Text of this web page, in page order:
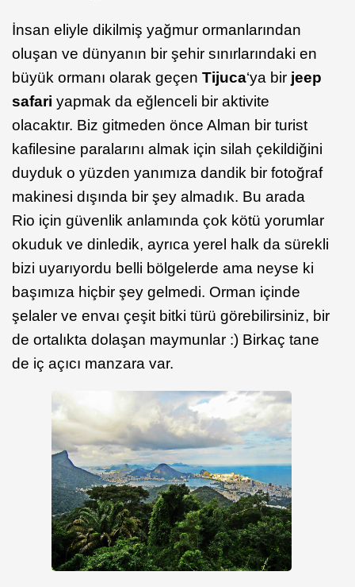
İnsan eliyle dikilmiş yağmur ormanlarından
oluşan ve dünyanın bir şehir sınırlarındaki en
büyük ormanı olarak geçen Tijuca‘ya bir jeep
safari yapmak da eğlenceli bir aktivite
olacaktır. Biz gitmeden önce Alman bir turist
kafilesine paralarını almak için silah çekildiğini
duyduk o yüzden yanımıza dandik bir fotoğraf
makinesi dışında bir şey almadık. Bu arada
Rio için güvenlik anlamında çok kötü yorumlar
okuduk ve dinledik, ayrıca yerel halk da sürekli
bizi uyarıyordu belli bölgelerde ama neyse ki
başımıza hiçbir şey gelmedi. Orman içinde
şelaler ve envaı çeşit bitki türü görebilirsiniz, bir
de ortalıkta dolaşan maymunlar :) Birkaç tane
de iç açıcı manzara var.